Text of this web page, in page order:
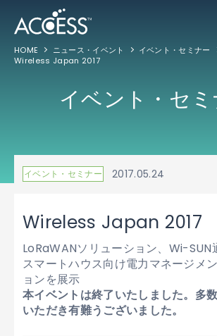
HOME ニュース・イベント
イベント・セミナー
Wireless Japan 2017
イベント・セ
イベント・セミナー 2017.05.24
Wireless Japan 2017
LoRaWANソリューション、Wi-SUN
スマートハウス向け電力マネージメ
ョンを展示
本イベントは終了いたしました。多
いただき有難うございました。